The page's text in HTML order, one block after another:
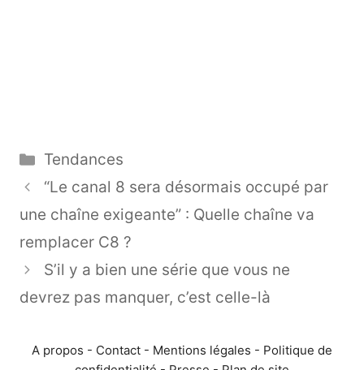
Catégories
Tendances
“Le canal 8 sera désormais occupé par
une chaîne exigeante” : Quelle chaîne va
remplacer C8 ?
S’il y a bien une série que vous ne
devrez pas manquer, c’est celle-là
A propos - Contact - Mentions légales - Politique de